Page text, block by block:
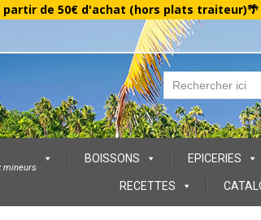
de 50€ d'achat (hors plats
mineurs
BOISSONS EPICERIES
RECETTES